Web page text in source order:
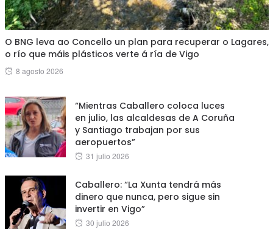
O BNG leva ao Concello un plan para recuperar o Lagares,
o río que máis plásticos verte á ría de Vigo
Posted
8 agosto 2026
“Mientras Caballero coloca luces
en julio, las alcaldesas de A Coruña
y Santiago trabajan por sus
aeropuertos”
Posted
31 julio 2026
Caballero: “La Xunta tendrá más
dinero que nunca, pero sigue sin
invertir en Vigo”
Posted
30 julio 2026